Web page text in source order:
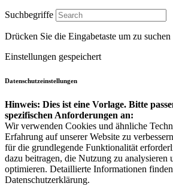
Suchbegriffe
Drücken Sie die Eingabetaste um zu suchen
Einstellungen gespeichert
Datenschutzeinstellungen
Hinweis: Dies ist eine Vorlage. Bitte
spezifischen Anforderungen an:
Wir verwenden Cookies und ähnliche
Erfahrung auf unserer Website zu
für die grundlegende Funktionalität
dazu beitragen, die Nutzung zu analysieren
optimieren. Detaillierte Informationen
Datenschutzerklärung.